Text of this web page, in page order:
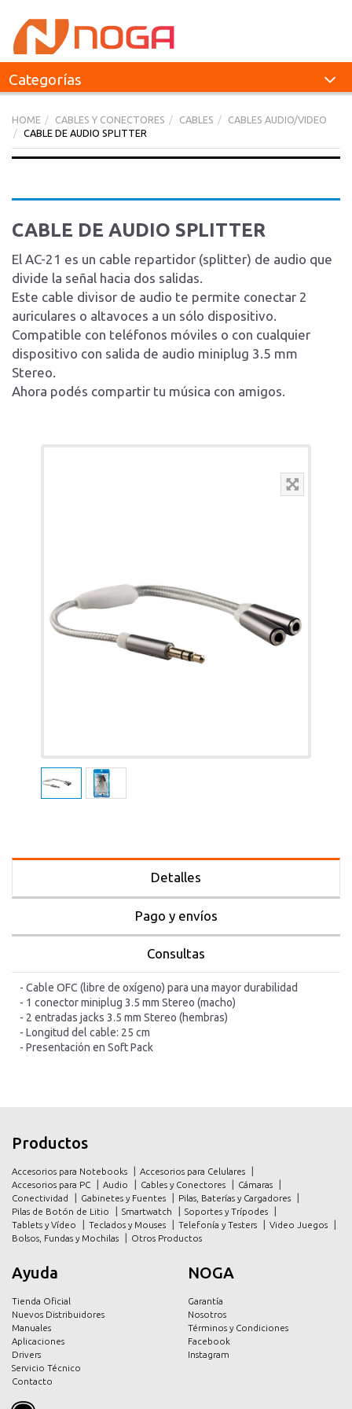
Categorías
HOME CABLES Y CONECTORES CABLES
CABLES AUDIO/VIDEO
CABLE DE AUDIO SPLITTER
CABLE DE AUDIO SPLITTER
El AC-21 es un cable repartidor (splitter) de audio que
divide la señal hacia dos salidas.
Este cable divisor de audio te permite conectar 2
auriculares o altavoces a un sólo dispositivo.
Compatible con teléfonos móviles o con cualquier
dispositivo con salida de audio miniplug 3.5 mm
Stereo.
Ahora podés compartir tu música con amigos.
Detalles
Pago y envíos
Consultas
- Cable OFC (libre de oxígeno) para una mayor durabilidad
- 1 conector miniplug 3.5 mm Stereo (macho)
- 2 entradas jacks 3.5 mm Stereo (hembras)
- Longitud del cable: 25 cm
- Presentación en Soft Pack
productos
promociones
contacto
promociones
contacto
Productos
Accesorios para Notebooks
Accesorios para Celulares
Accesorios para PC
Audio Cables y Conectores
Cámaras
Conectividad
Gabinetes y Fuentes
Pilas, Baterías y Cargadores
Pilas de Botón de Litio
Smartwatch
Soportes y Trípodes
Tablets y Vídeo
Teclados y Mouses Telefonía y Testers
Video Juegos
Bolsos, Fundas y Mochilas
Otros Productos
Ayuda
Tienda Oficial
Nuevos Distribuidores
Manuales
Aplicaciones
Drivers
Servicio Técnico
Contacto
NOGA
Garantía
Nosotros
Términos y Condiciones
Facebook
Instagram